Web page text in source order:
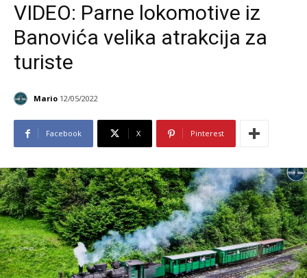
VIDEO: Parne lokomotive iz
Banovića velika atrakcija za
turiste
Mario 12/05/2022
Facebook X Pinterest